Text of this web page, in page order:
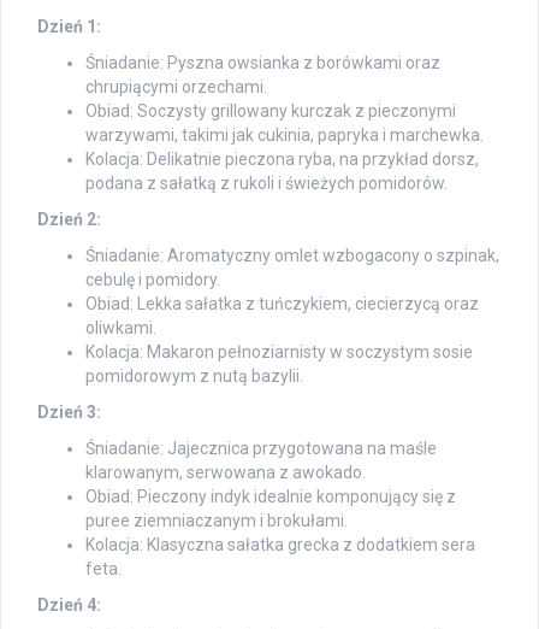
Dzień 1:
Śniadanie: Pyszna owsianka z borówkami oraz
chrupiącymi orzechami.
Obiad: Soczysty grillowany kurczak z pieczonymi
warzywami, takimi jak cukinia, papryka i marchewka.
Kolacja: Delikatnie pieczona ryba, na przykład dorsz,
podana z sałatką z rukoli i świeżych pomidorów.
Dzień 2:
Śniadanie: Aromatyczny omlet wzbogacony o szpinak,
cebulę i pomidory.
Obiad: Lekka sałatka z tuńczykiem, ciecierzycą oraz
oliwkami.
Kolacja: Makaron pełnoziarnisty w soczystym sosie
pomidorowym z nutą bazylii.
Dzień 3:
Śniadanie: Jajecznica przygotowana na maśle
klarowanym, serwowana z awokado.
Obiad: Pieczony indyk idealnie komponujący się z
puree ziemniaczanym i brokułami.
Kolacja: Klasyczna sałatka grecka z dodatkiem sera
feta.
Dzień 4: